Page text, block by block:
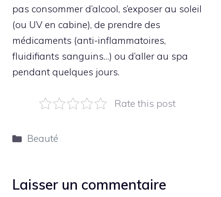
pas consommer d’alcool, s’exposer au soleil
(ou UV en cabine), de prendre des
médicaments (anti-inflammatoires,
fluidifiants sanguins…) ou d’aller au spa
pendant quelques jours.
Rate this post
Catégories
Beauté
Laisser un commentaire